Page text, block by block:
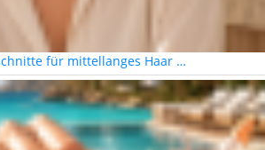
für mittellanges Haar …